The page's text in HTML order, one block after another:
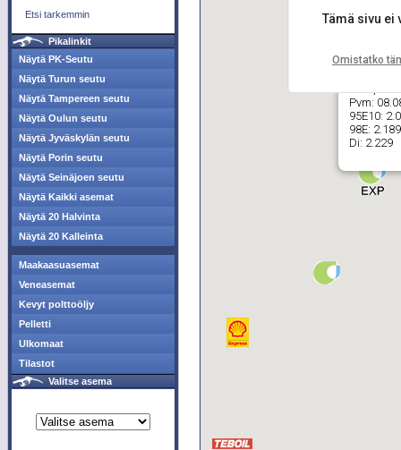
Etsi tarkemmin
Pikalinkit
Näytä PK-Seutu
Näytä Turun seutu
Näytä Tampereen seutu
Näytä Oulun seutu
Näytä Jyväskylän seutu
Näytä Porin seutu
Näytä Seinäjoen seutu
Näytä Kaikki asemat
Näytä 20 Halvinta
Näytä 20 Kalleinta
Maakaasuasemat
Veneasemat
Kevyt polttoöljy
Pelletti
Ulkomaat
Tilastot
Valitse asema
Pvm:
95E10:
98E: 2.189
Di: 2.229
Tämä sivu ei
Omistatko